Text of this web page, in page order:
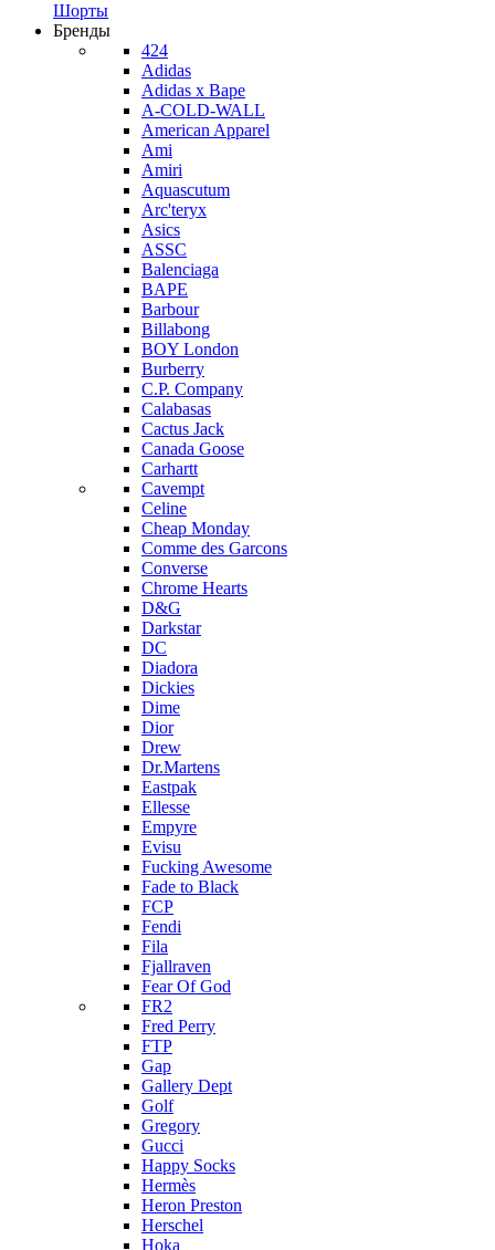
Шорты
Бренды
424
Adidas
Adidas x Bape
A-COLD-WALL
American Apparel
Ami
Amiri
Aquascutum
Arc'teryx
Asics
ASSC
Balenciaga
BAPE
Barbour
Billabong
BOY London
Burberry
C.P. Company
Calabasas
Cactus Jack
Canada Goose
Carhartt
Cavempt
Celine
Cheap Monday
Comme des Garcons
Converse
Chrome Hearts
D&G
Darkstar
DC
Diadora
Dickies
Dime
Dior
Drew
Dr.Martens
Eastpak
Ellesse
Empyre
Evisu
Fucking Awesome
Fade to Black
FCP
Fendi
Fila
Fjallraven
Fear Of God
FR2
Fred Perry
FTP
Gap
Gallery Dept
Golf
Gregory
Gucci
Happy Socks
Hermès
Heron Preston
Hersсhel
Hoka